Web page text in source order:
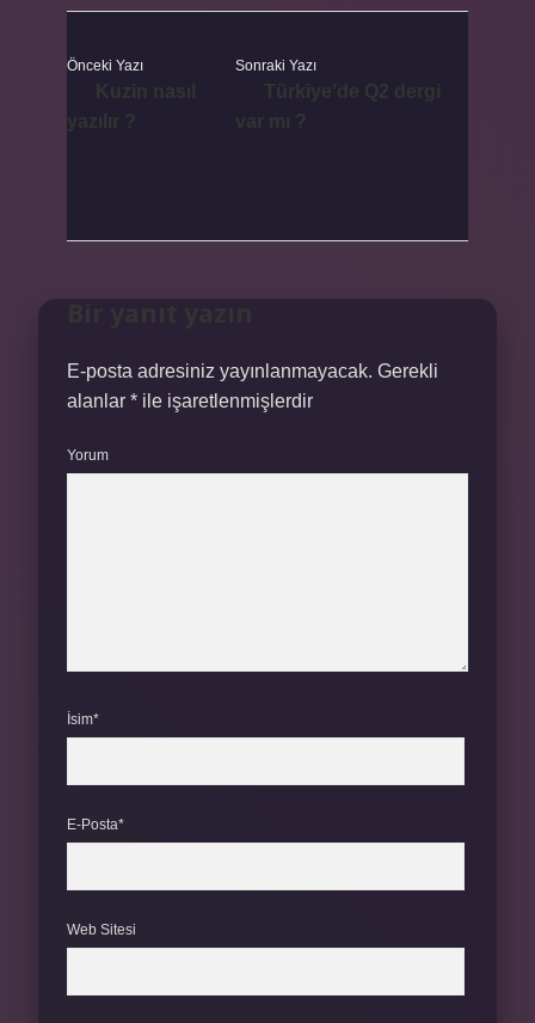
Önceki Yazı Sonraki Yazı
E-posta adresiniz yayınlanmayacak. Gerekli
alanlar * ile işaretlenmişlerdir
Yorum
İsim*
E-Posta*
Web Sitesi